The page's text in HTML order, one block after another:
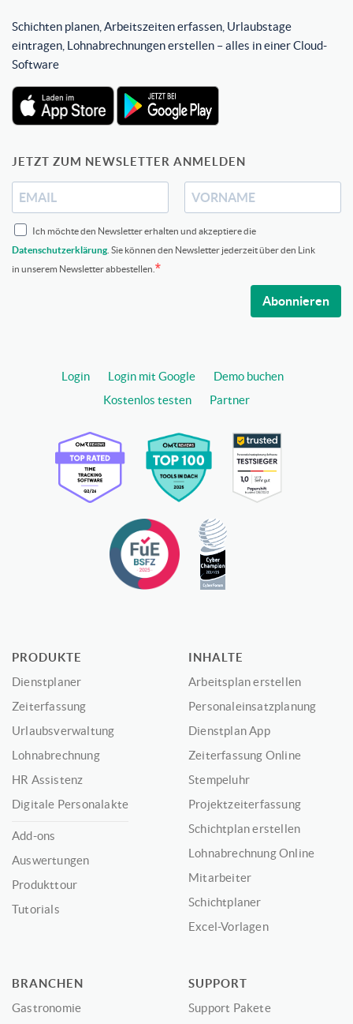
Schichten planen, Arbeitszeiten erfassen, Urlaubstage
eintragen, Lohnabrechnungen erstellen – alles in einer Cloud-
Software
JETZT ZUM NEWSLETTER ANMELDEN
Ich möchte den Newsletter erhalten und akzeptiere die
Datenschutzerklärung . Sie können den Newsletter jederzeit über den Link
in unserem Newsletter abbestellen.
Abonnieren
Login Login mit Google
Demo buchen
Kostenlos testen
Partner
PRODUKTE
Dienstplaner
Zeiterfassung
Urlaubsverwaltung
Lohnabrechnung
HR Assistenz
Digitale Personalakte
Add-ons
Auswertungen
Produkttour
Tutorials
INHALTE
Arbeitsplan erstellen
Personaleinsatzplanung
Dienstplan App
Zeiterfassung Online
Stempeluhr
Projektzeiterfassung
Schichtplan erstellen
Lohnabrechnung Online
Mitarbeiter
Schichtplaner
Excel-Vorlagen
BRANCHEN
Gastronomie
SUPPORT
Support Pakete